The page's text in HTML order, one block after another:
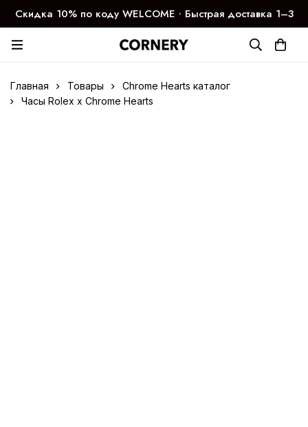
Скидка 10% по коду WELCOME ∙ Быстрая доставка 1–3
дня
Главная Товары
Chrome Hearts каталог
Часы Rolex x Chrome Hearts